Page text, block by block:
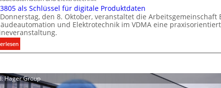
l
i
t
d
m
i
t
S
y
s
e
m
r
a
l
l
e
U
e
e
k
t
r
o
t
c
h
als Schlüssel für digitale Produktdaten
den 8. Oktober, veranstaltet die Arbeitsgemeinschaft
und Elektrotechnik im VDMA eine
:
V
3
Hager Group